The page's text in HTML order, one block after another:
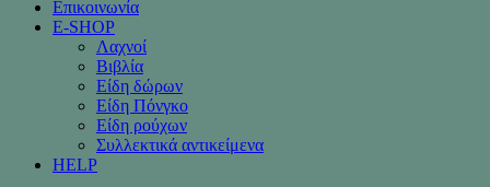
Επικοινωνία
Ε-SHOP
Λαχνοί
Βιβλία
Είδη δώρων
Είδη Πόνγκο
Είδη ρούχων
Συλλεκτικά αντικείμενα
HELP